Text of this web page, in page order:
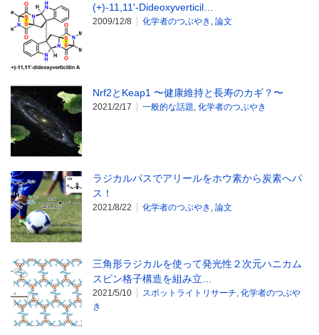
(+)-11,11′-Dideoxyverticil…
2009/12/8 化学者のつぶやき , 論文
Nrf2とKeap1 〜健康維持と長寿のカギ？〜
2021/2/17 一般的な話題, 化学者のつぶやき
ラジカルパスでアリールをホウ素から炭素へパ
ス！
2021/8/22 化学者のつぶやき , 論文
三角形ラジカルを使って発光性２次元ハニカム
スピン格子構造を組み立…
2021/5/10 スポットライトリサーチ, 化学者のつぶや
き